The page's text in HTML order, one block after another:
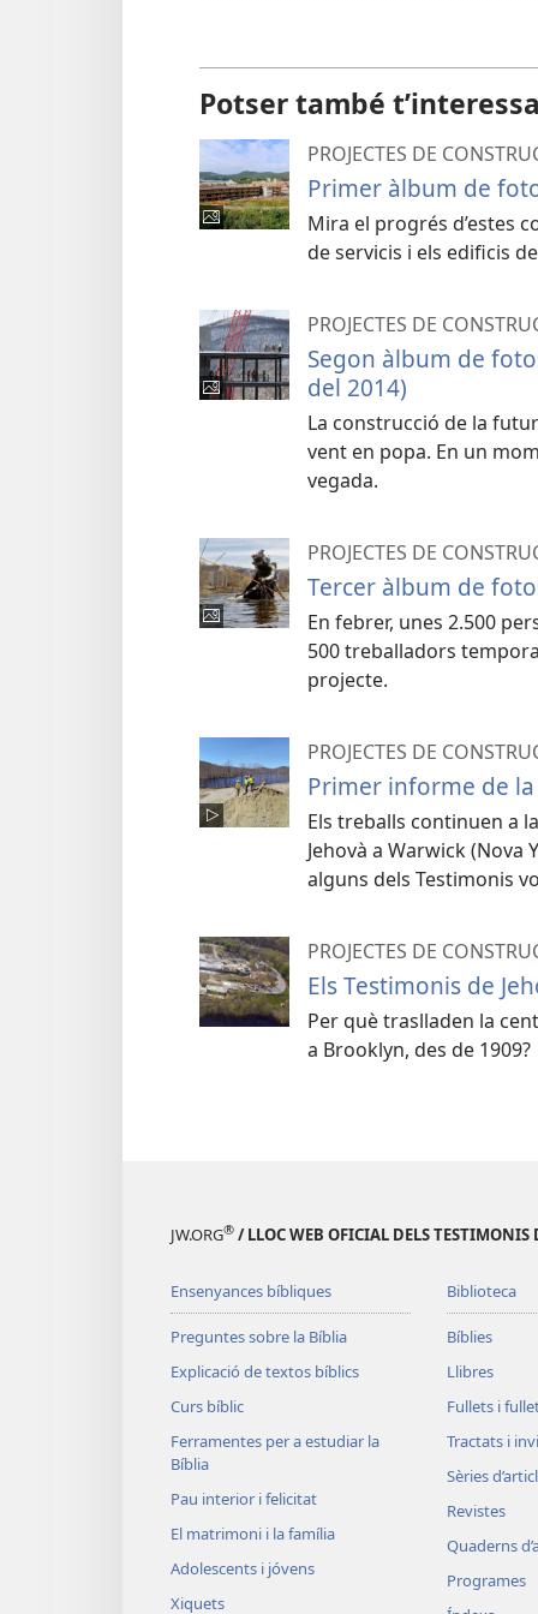
Potser també t’interessa
PROJECTES DE
Primer àlbum de
Mira el progrés d’estes
de servicis i els edificis
PROJECTES DE
Segon àlbum de
del 2014)
La construcció de la
vent en popa. En un
vegada.
PROJECTES DE
Tercer àlbum de
En febrer, unes 2.500
500 treballadors
projecte.
PROJECTES DE
Primer informe de
Els treballs continuen a
Jehovà a Warwick (Nova
alguns dels Testimonis
PROJECTES DE
Els Testimonis de
Per què traslladen la
a Brooklyn, des de 1909?
JW.ORG® / LLOC WEB OFICIAL DELS TESTIMONIS
Ensenyances bíbliques
Preguntes sobre la Bíblia
Explicació de textos bíblics
Curs bíblic
Ferramentes per a estudiar la
Bíblia
Pau interior i felicitat
El matrimoni i la família
Adolescents i jóvens
Xiquets
Biblioteca
Bíblies
Llibres
Fullets i
Tractats i
Sèries
Revistes
Quaderns
Programes